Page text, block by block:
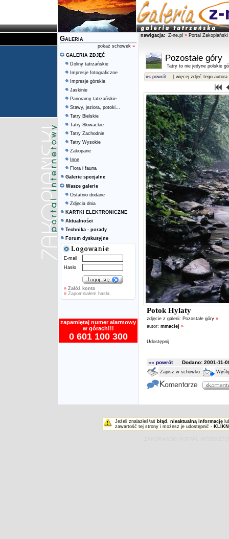
Galeria
pokaż schowek »
GALERIA ZDJĘĆ
Doliny tatrzańskie
Impresje fotograficzne
Impresje górskie
Jaskinie
Panoramy tatrzańskie
Stawy, jeziora, potoki...
Tatry Bielskie
Tatry Słowackie
Tatry Zachodnie
Tatry Wysokie
Zakopane
Inne
Flora i fauna
Galerie specjalne
Wasze galerie
Ostatnio dodane
Zdjęcia dnia
KARTKI ELEKTRONICZNE
Aktualności
Technika - porady
Forum dyskusyjne
E-mail
Hasło
» Załóż konto
» Zapomniałem hasła
zapamiętaj numer alarmowy
w górach!!!
0 601 100 300
nawigacja: Z-ne.pl » Portal Zakopiański
Pozostałe góry
Tatry to nie jedyne polskie
«« powrót [ więcej zdjęć tego autora
Potok Hylaty
zdjęcie z galerii: Pozostałe góry »
autor: mmaciej »
Udostępnij
«« powrótDodano: 2001-11-
Zapisz w schowku
Jeżeli znalazłeś/aś błąd , nieaktualną informację
zawartość tej strony i możesz je udostępnić -